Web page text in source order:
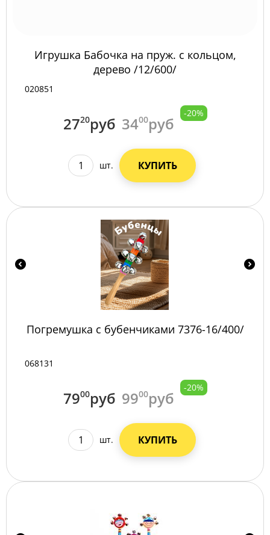
Игрушка Бабочка на пруж. с кольцом,
дерево /12/600/
020851
2720руб 3400руб
-20%
шт. КУПИТЬ
Погремушка с бубенчиками 7376-16/400/
068131
7900руб 9900руб
-20%
шт. КУПИТЬ